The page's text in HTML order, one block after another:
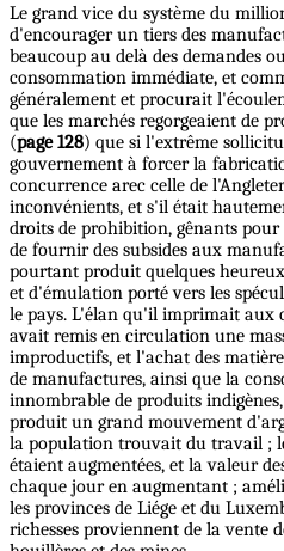
Le grand vice du système du
d'encourager un tiers des
beaucoup au delà des demandes
consommation immédiate, et
généralement et procurait
que les marchés regorgeaient de
(page 128) que si l'extrême
gouvernement à forcer la
concurrence arec celle de
inconvénients, et s'il était
droits de prohibition, gênants
de fournir des subsides aux
pourtant produit quelques
et d'émulation porté vers les
le pays. L'élan qu'il imprimait aux
avait remis en circulation une
improductifs, et l'achat des
de manufactures, ainsi que la
innombrable de produits
produit un grand mouvement
la population trouvait du travail ;
étaient augmentées, et la valeur
chaque jour en augmentant ;
les provinces de Liége et du
richesses proviennent de la vente